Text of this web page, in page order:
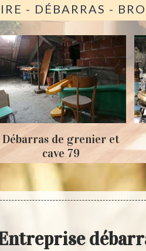
- DÉBARRAS -
Débarras de grenier et
cave 79